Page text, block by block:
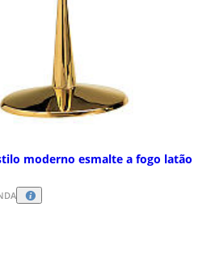
moderno esmalte a fogo latão